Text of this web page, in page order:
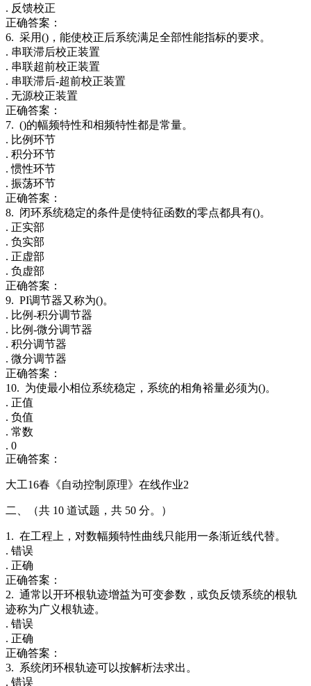
. 反馈校正
正确答案：
6. 采用()，能使校正后系统满足全部性能指标的要求。
. 串联滞后校正装置
. 串联超前校正装置
. 串联滞后-超前校正装置
. 无源校正装置
正确答案：
7. ()的幅频特性和相频特性都是常量。
. 比例环节
. 积分环节
. 惯性环节
. 振荡环节
正确答案：
8. 闭环系统稳定的条件是使特征函数的零点都具有()。
. 正实部
. 负实部
. 正虚部
. 负虚部
正确答案：
9. PI调节器又称为()。
. 比例-积分调节器
. 比例-微分调节器
. 积分调节器
. 微分调节器
正确答案：
10. 为使最小相位系统稳定，系统的相角裕量必须为()。
. 正值
. 负值
. 常数
. 0
正确答案：
大工16春《自动控制原理》在线作业2
二、（共 10 道试题，共 50 分。）
1. 在工程上，对数幅频特性曲线只能用一条渐近线代替。
. 错误
. 正确
正确答案：
2. 通常以开环根轨迹增益为可变参数，或负反馈系统的根轨
迹称为广义根轨迹。
. 错误
. 正确
正确答案：
3. 系统闭环根轨迹可以按解析法求出。
. 错误